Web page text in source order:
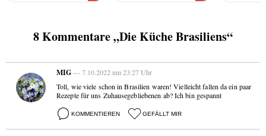
8 Kommentare „Die Küche Brasiliens“
MIG— 7.10.2022 um 23:27 Uhr
Toll, wie viele schon in Brasilien waren! Vielleicht fallen da ein paar
Rezepte für uns Zuhausegebliebenen ab? Ich bin gespannt
KOMMENTIEREN GEFÄLLT MIR